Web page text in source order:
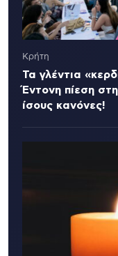
Κρήτη
Τα γλέντια
Έντονη πίεση
ίσους κανόνες!